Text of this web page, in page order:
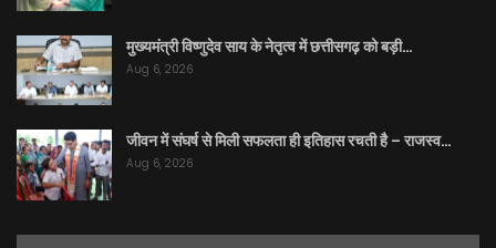
मुख्यमंत्री विष्णुदेव साय के नेतृत्व में छत्तीसगढ़ को बड़ी…
Aug 6, 2026
जीवन में संघर्ष से मिली सफलता ही इतिहास रचती है – राजस्व…
Aug 6, 2026